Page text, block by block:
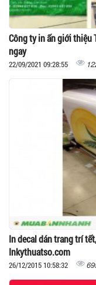
Công ty in ấn giới thiệu
ngay
22/09/2021 09:28:55
In decal dán trang trí
Inkythuatso.com
26/12/2015 10:58:32